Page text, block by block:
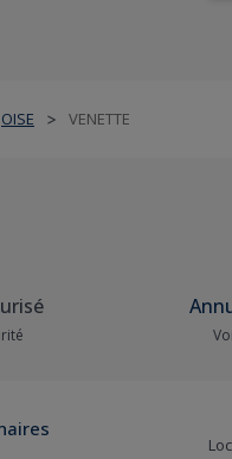
OISE > VENETTE